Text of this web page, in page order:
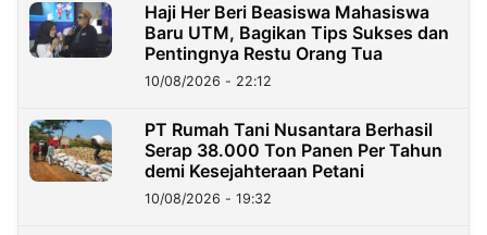
Haji Her Beri Beasiswa Mahasiswa
Baru UTM, Bagikan Tips Sukses dan
Pentingnya Restu Orang Tua
10/08/2026 - 22:12
PT Rumah Tani Nusantara Berhasil
Serap 38.000 Ton Panen Per Tahun
demi Kesejahteraan Petani
10/08/2026 - 19:32